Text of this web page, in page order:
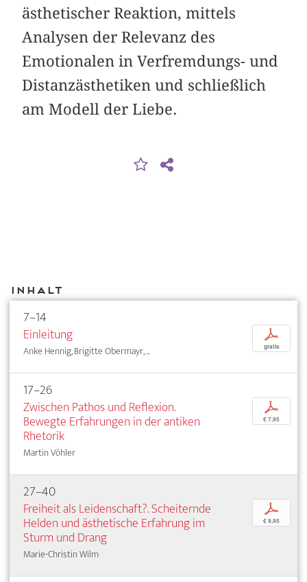
ästhetischer Reaktion, mittels
Analysen der Relevanz des
Emotionalen in Verfremdungs- und
Distanzästhetiken und schließlich
am Modell der Liebe.
Inhalt
7–14
Einleitung
Anke Hennig, Brigitte Obermayr, ...
p
gratis
17–26
Zwischen Pathos und Reflexion.
Bewegte Erfahrungen in der antiken
Rhetorik
Martin Vöhler
p
€ 7,95
27–40
Freiheit als Leidenschaft?. Scheiternde
Helden und ästhetische Erfahrung im
Sturm und Drang
Marie-Christin Wilm
p
€ 9,95